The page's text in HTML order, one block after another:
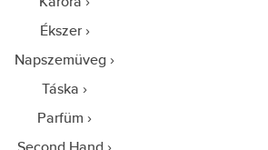
Ékszer
Napszemüveg
Táska
Parfüm